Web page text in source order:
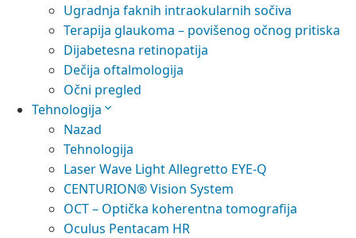
Ugradnja faknih intraokularnih sočiva
Terapija glaukoma – povišenog očnog pritiska
Dijabetesna retinopatija
Dečija oftalmologija
Očni pregled
Tehnologija
Nazad
Tehnologija
Laser Wave Light Allegretto EYE-Q
CENTURION® Vision System
OCT – Optička koherentna tomografija
Oculus Pentacam HR